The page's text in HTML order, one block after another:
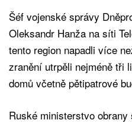
Šéf vojenské správy
Oleksandr Hanža na síti
tento region napadli více
zranění utrpěli nejméně tři
domů včetně pětipatrové
Ruské ministerstvo